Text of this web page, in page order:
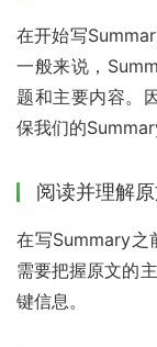
在开始写
一般来说，
题和主要内容。
保我们的
阅读并理解
在写Summary之
需要把握原文的
键信息。